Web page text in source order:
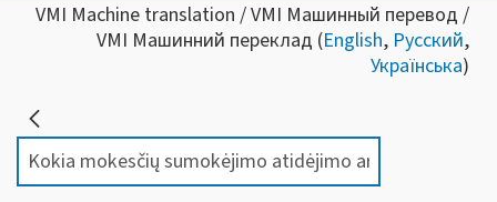
VMI Machine translation / VMI Машинный перевод /
VMI Машинний переклад (English, Русский,
Українська)